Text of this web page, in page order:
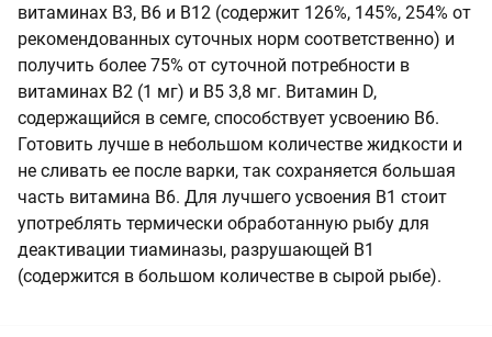
витаминах В3, В6 и В12 (содержит 126%, 145%, 254% от
рекомендованных суточных норм соответственно) и
получить более 75% от суточной потребности в
витаминах В2 (1 мг) и В5 3,8 мг. Витамин D,
содержащийся в семге, способствует усвоению В6.
Готовить лучше в небольшом количестве жидкости и
не сливать ее после варки, так сохраняется большая
часть витамина B6. Для лучшего усвоения В1 стоит
употреблять термически обработанную рыбу для
деактивации тиаминазы, разрушающей В1
(содержится в большом количестве в сырой рыбе).